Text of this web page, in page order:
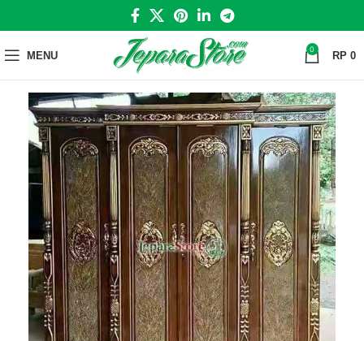
MENU 0 RP 0